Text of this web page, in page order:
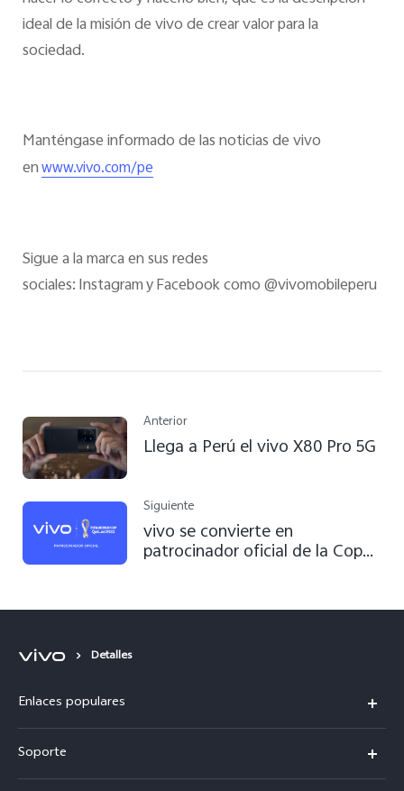
ideal de la misión de vivo de crear valor para la
sociedad.
Manténgase informado de las noticias de vivo
enwww.vivo.com/pe
Sigue a la marca en sus redes
sociales: Instagram y Facebook como @vivomobileperu
Anterior
Llega a Perú el vivo X80 Pro 5G
Siguiente
vivo se convierte en
patrocinador oficial de la Copa
Detalles
Enlaces populares
V60 Lite 5G
Soporte